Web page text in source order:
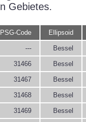
Gebietes.
Code Ellipsoid
--- Bessel
31466 Bessel
31467 Bessel
31468 Bessel
31469 Bessel